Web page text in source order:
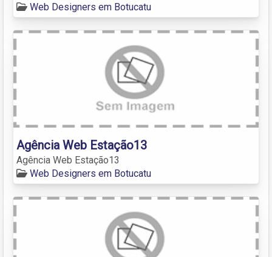
Web Designers em Botucatu
Agência Web Estação13
Agência Web Estação13
Web Designers em Botucatu